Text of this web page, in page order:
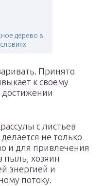
дерево в
Принято
к своему
достижении
с листьев
не только
и для привлечения
пыль, хозяин
энергией и
потоку.